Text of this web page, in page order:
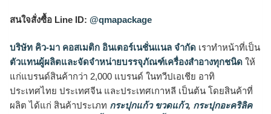
สนใจสั่งซื้อ Line ID: @qmapackage
บริษัท คิว-มา คอสเมติก อินเตอร์เนชั่นแนล จำกัด เราทำหน้าที่เป็น
ตัวแทนผู้ผลิตและจัดจำหน่ายบรรจุภัณฑ์เครื่องสำอางทุกชนิด ให้
แก่แบรนด์สินค้ากว่า 2,000 แบรนด์ ในทวีปเอเชีย อาทิ
ประเทศไทย ประเทศจีน และประเทศเกาหลี เป็นต้น โดยสินค้าที่
ผลิต ได้แก่ สินค้าประเภท กระปุกแก้ว ขวดแก้ว, กระปุกอะคริลิค